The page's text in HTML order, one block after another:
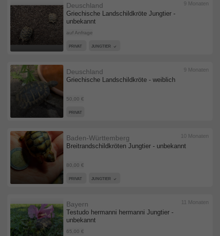
Griechische Landschildkröte Jungtier -
unbekannt
Deuschland
auf Anfrage
9 Monaten
PRIVAT JUNGTIER
Griechische Landschildkröte - weiblich
Deuschland
50,00 €
9 Monaten
PRIVAT
Breitrandschildkröten Jungtier - unbekannt
Baden-Württemberg
80,00 €
10 Monaten
PRIVAT JUNGTIER
Testudo hermanni hermanni Jungtier -
unbekannt
Bayern
65,00 €
11 Monaten